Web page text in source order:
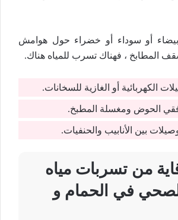
بيضاء أو سوداء أو خضراء حول هوامش
المطابخ ، فهناك تسرب للمياه هناك.
الكهربائية أو الغازية للسخانات.
الحوض ومغسلة المطبخ.
بين الأنابيب والحنفيات.
من تسربات مياه
في الحمام و